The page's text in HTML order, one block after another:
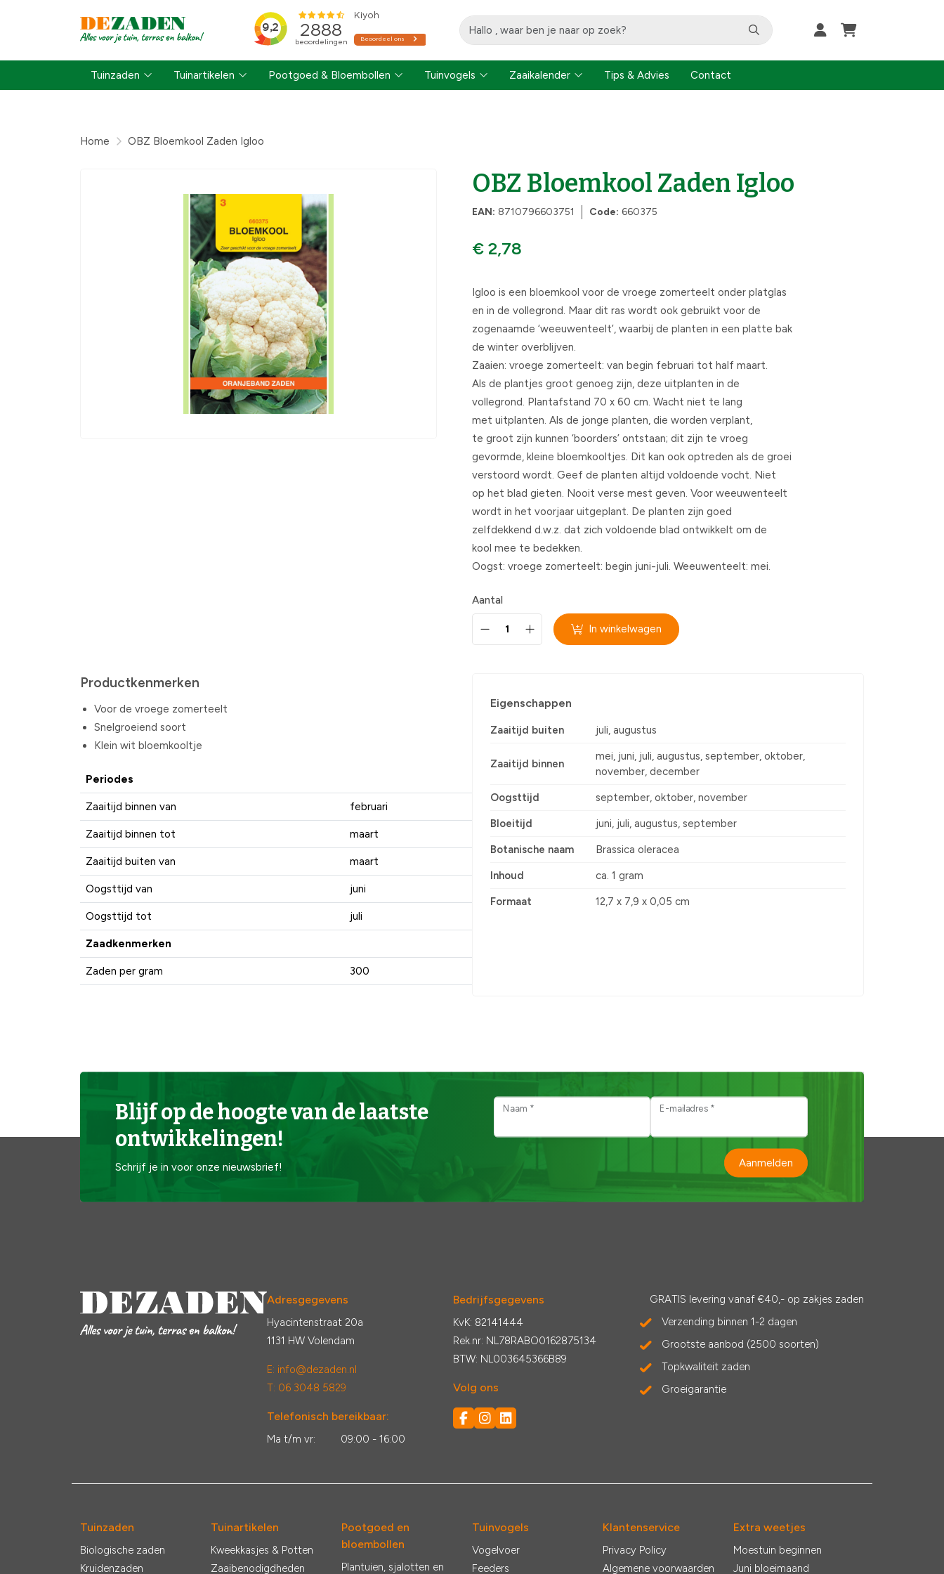
Tuinzaden Tuinartikelen Pootgoed & Bloembollen Tuinvogels Zaaikalender Tips & Advies Contact
Home OBZ Bloemkool Zaden Igloo
OBZ Bloemkool Zaden Igloo
EAN: 8710796603751 Code: 660375
€ 2,78
Igloo is een bloemkool voor de vroege zomerteelt onder platglas
en in de vollegrond. Maar dit ras wordt ook gebruikt voor de
zogenaamde ‘weeuwenteelt’, waarbij de planten in een platte bak
de winter overblijven.
Zaaien: vroege zomerteelt: van begin februari tot half maart.
Als de plantjes groot genoeg zijn, deze uitplanten in de
vollegrond. Plantafstand 70 x 60 cm. Wacht niet te lang
met uitplanten. Als de jonge planten, die worden verplant,
te groot zijn kunnen ‘boorders’ ontstaan; dit zijn te vroeg
gevormde, kleine bloemkooltjes. Dit kan ook optreden als de groei
verstoord wordt. Geef de planten altijd voldoende vocht. Niet
op het blad gieten. Nooit verse mest geven. Voor weeuwenteelt
wordt in het voorjaar uitgeplant. De planten zijn goed
zelfdekkend d.w.z. dat zich voldoende blad ontwikkelt om de
kool mee te bedekken.
Oogst: vroege zomerteelt: begin juni-juli. Weeuwenteelt: mei.
Aantal
In winkelwagen
Productkenmerken
Voor de vroege zomerteelt
Snelgroeiend soort
Klein wit bloemkooltje
Periodes
Zaaitijd binnen van februari
Zaaitijd binnen tot maart
Zaaitijd buiten van maart
Oogsttijd van juni
Oogsttijd tot juli
Zaadkenmerken
Zaden per gram 300
Eigenschappen
Zaaitijd buiten juli, augustus
Zaaitijd binnen
mei, juni, juli, augustus, september, oktober,
november, december
Oogsttijd september, oktober, november
Bloeitijd juni, juli, augustus, september
Botanische naam Brassica oleracea
Inhoud ca. 1 gram
Formaat 12,7 x 7,9 x 0,05 cm
Blijf op de hoogte van de laatste
ontwikkelingen!
Schrijf je in voor onze nieuwsbrief!
Naam * E-mailadres *
Aanmelden
Adresgegevens
Hyacintenstraat 20a
1131 HW Volendam
E: info@dezaden.nl
T: 06 3048 5829
Telefonisch bereikbaar:
Ma t/m vr: 09:00 - 16:00
Bedrijfsgegevens
KvK: 82141444
Rek.nr: NL78RABO0162875134
BTW: NL003645366B89
Volg ons
GRATIS levering vanaf €40,- op zakjes zaden
Verzending binnen 1-2 dagen
Grootste aanbod (2500 soorten)
Topkwaliteit zaden
Groeigarantie
Tuinzaden
Biologische zaden
Kruidenzaden
Tuinartikelen
Kweekkasjes & Potten
Zaaibenodigdheden
Pootgoed en
bloembollen
Plantuien, sjalotten en
Tuinvogels
Vogelvoer
Feeders
Klantenservice
Privacy Policy
Algemene voorwaarden
Extra weetjes
Moestuin beginnen
Juni bloeimaand